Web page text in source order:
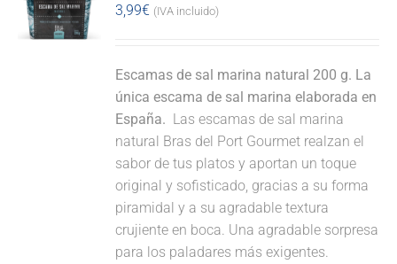
3,99€ (IVA incluido)
Escamas de sal marina natural 200 g. La
única escama de sal marina elaborada en
España. Las escamas de sal marina
natural Bras del Port Gourmet realzan el
sabor de tus platos y aportan un toque
original y sofisticado, gracias a su forma
piramidal y a su agradable textura
crujiente en boca. Una agradable sorpresa
para los paladares más exigentes.